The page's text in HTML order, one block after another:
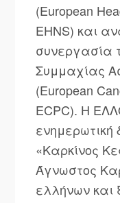
(European
EHNS) και
συνεργασία
Συμμαχίας
(European
ECPC). H
ενημερωτική
«Καρκίνος
Άγνωστος
ελλήνων και